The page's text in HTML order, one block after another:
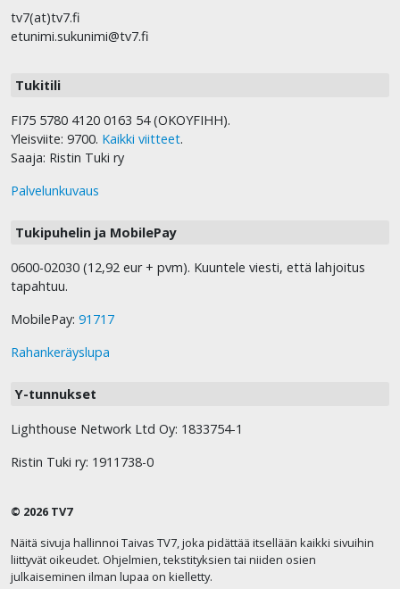
tv7(at)tv7.fi
etunimi.sukunimi@tv7.fi
Tukitili
FI75 5780 4120 0163 54 (OKOYFIHH).
Yleisviite: 9700. Kaikki viitteet.
Saaja: Ristin Tuki ry
Palvelunkuvaus
Tukipuhelin ja MobilePay
0600-02030 (12,92 eur + pvm). Kuuntele viesti, että lahjoitus
tapahtuu.
MobilePay: 91717
Rahankeräyslupa
Y-tunnukset
Lighthouse Network Ltd Oy: 1833754-1
Ristin Tuki ry: 1911738-0
© 2026 TV7
Näitä sivuja hallinnoi Taivas TV7, joka pidättää itsellään kaikki sivuihin
liittyvät oikeudet. Ohjelmien, tekstityksien tai niiden osien
julkaiseminen ilman lupaa on kielletty.